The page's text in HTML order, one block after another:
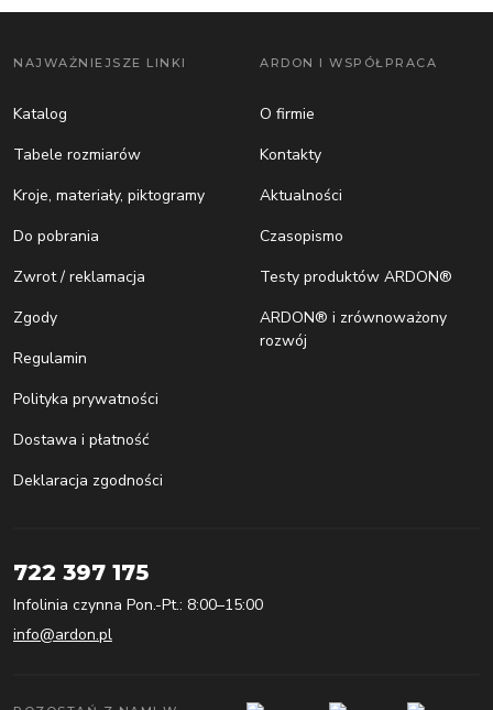
NAJWAŻNIEJSZE LINKI
Katalog
Tabele rozmiarów
Kroje, materiały, piktogramy
Do pobrania
Zwrot / reklamacja
Zgody
Regulamin
Polityka prywatności
Dostawa i płatność
Deklaracja zgodności
ARDON I WSPÓŁPRACA
O firmie
Kontakty
Aktualności
Czasopismo
Testy produktów ARDON®
ARDON® i zrównoważony
rozwój
722 397 175
Infolinia czynna Pon.-Pt.: 8:00–15:00
info@ardon.pl